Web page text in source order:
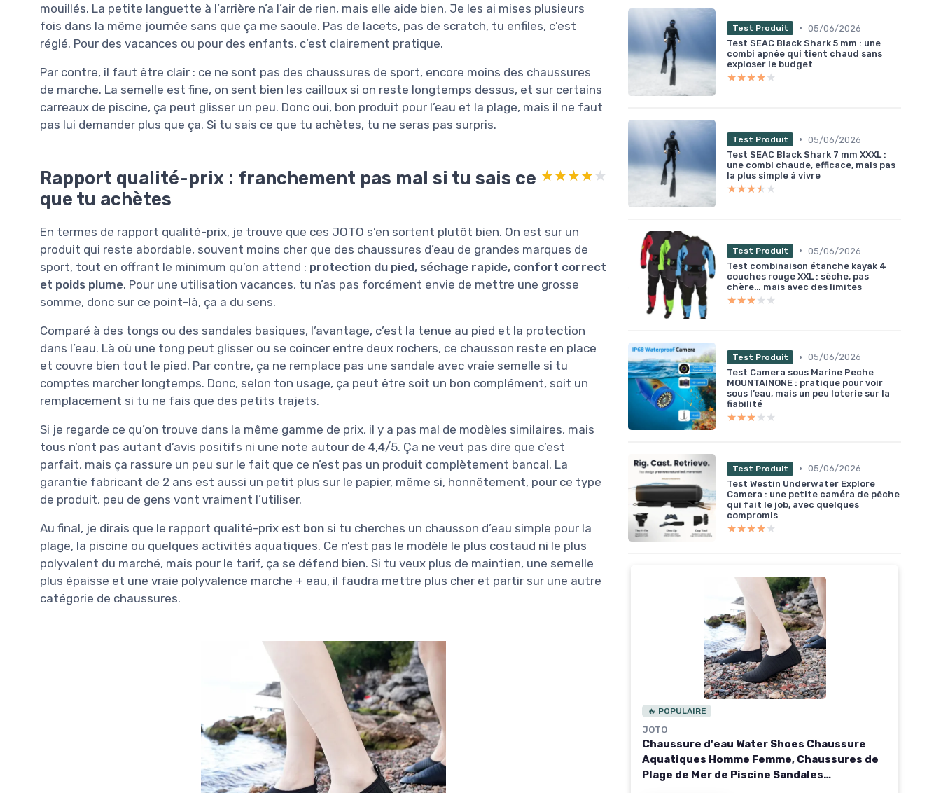
mouillés. La petite languette à l’arrière n’a l’air de rien, mais elle aide bien. Je les ai mises plusieurs
fois dans la même journée sans que ça me saoule. Pas de lacets, pas de scratch, tu enfiles, c’est
réglé. Pour des vacances ou pour des enfants, c’est clairement pratique.
Par contre, il faut être clair : ce ne sont pas des chaussures de sport, encore moins des chaussures
de marche. La semelle est fine, on sent bien les cailloux si on reste longtemps dessus, et sur certains
carreaux de piscine, ça peut glisser un peu. Donc oui, bon produit pour l’eau et la plage, mais il ne faut
pas lui demander plus que ça. Si tu sais ce que tu achètes, tu ne seras pas surpris.
Rapport qualité-prix : franchement pas mal si tu sais ce
que tu achètes
★★★★★
★★★★★
En termes de rapport qualité-prix, je trouve que ces JOTO s’en sortent plutôt bien. On est sur un
produit qui reste abordable, souvent moins cher que des chaussures d’eau de grandes marques de
sport, tout en offrant le minimum qu’on attend : protection du pied, séchage rapide, confort correct
et poids plume. Pour une utilisation vacances, tu n’as pas forcément envie de mettre une grosse
somme, donc sur ce point-là, ça a du sens.
Comparé à des tongs ou des sandales basiques, l’avantage, c’est la tenue au pied et la protection
dans l’eau. Là où une tong peut glisser ou se coincer entre deux rochers, ce chausson reste en place
et couvre bien tout le pied. Par contre, ça ne remplace pas une sandale avec vraie semelle si tu
comptes marcher longtemps. Donc, selon ton usage, ça peut être soit un bon complément, soit un
remplacement si tu ne fais que des petits trajets.
Si je regarde ce qu’on trouve dans la même gamme de prix, il y a pas mal de modèles similaires, mais
tous n’ont pas autant d’avis positifs ni une note autour de 4,4/5. Ça ne veut pas dire que c’est
parfait, mais ça rassure un peu sur le fait que ce n’est pas un produit complètement bancal. La
garantie fabricant de 2 ans est aussi un petit plus sur le papier, même si, honnêtement, pour ce type
de produit, peu de gens vont vraiment l’utiliser.
Au final, je dirais que le rapport qualité-prix est bon si tu cherches un chausson d’eau simple pour la
plage, la piscine ou quelques activités aquatiques. Ce n’est pas le modèle le plus costaud ni le plus
polyvalent du marché, mais pour le tarif, ça se défend bien. Si tu veux plus de maintien, une semelle
plus épaisse et une vraie polyvalence marche + eau, il faudra mettre plus cher et partir sur une autre
catégorie de chaussures.
Test Produit • 05/06/2026
Test SEAC Black Shark 5 mm : une
combi apnée qui tient chaud sans
exploser le budget
★★★★★
★★★★★
Test Produit • 05/06/2026
Test SEAC Black Shark 7 mm XXXL :
une combi chaude, efficace, mais pas
la plus simple à vivre
★★★★★
★★★★★
Test Produit • 05/06/2026
Test combinaison étanche kayak 4
couches rouge XXL : sèche, pas
chère… mais avec des limites
★★★★★
★★★★★
Test Produit • 05/06/2026
Test Camera sous Marine Peche
MOUNTAINONE : pratique pour voir
sous l’eau, mais un peu loterie sur la
fiabilité
★★★★★
★★★★★
Test Produit • 05/06/2026
Test Westin Underwater Explore
Camera : une petite caméra de pêche
qui fait le job, avec quelques
compromis
★★★★★
★★★★★
🔥 POPULAIRE
JOTO
Chaussure d'eau Water Shoes Chaussure
Aquatiques Homme Femme, Chaussures de
Plage de Mer de Piscine Sandales